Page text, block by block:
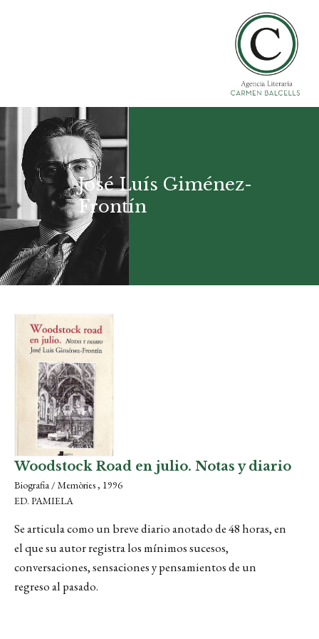
José Luís Giménez-
Frontín
Woodstock Road en julio. Notas y diario
Biografia / Memòries , 1996
ED. PAMIELA
Se articula como un breve diario anotado de 48 horas, en
el que su autor registra los mínimos sucesos,
conversaciones, sensaciones y pensamientos de un
regreso al pasado.